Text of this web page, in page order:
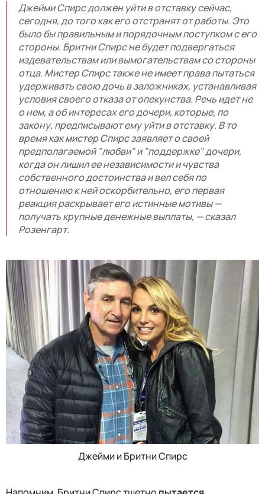
Джейми Спирс должен уйти в отставку сейчас,
сегодня, до того как его отстранят от работы. Это
было бы правильным и порядочным поступком с его
стороны. Бритни Спирс не будет подвергаться
издевательствам или вымогательствам со стороны
отца. Мистер Спирс также не имеет права пытаться
удерживать свою дочь в заложниках, устанавливая
условия своего отказа от опекунства. Речь идет не
о нем, а об интересах его дочери, которые, по
закону, предписывают ему уйти в отставку. В то
время как мистер Спирс заявляет о своей
предполагаемой "любви" и "поддержке" дочери,
когда он лишил ее независимости и чувства
собственного достоинства и вел себя по
отношению к ней оскорбительно, его первая
реакция раскрывает его истинные мотивы —
получать крупные денежные выплаты, — сказал
Розенгарт.
Джейми и Бритни Спирс